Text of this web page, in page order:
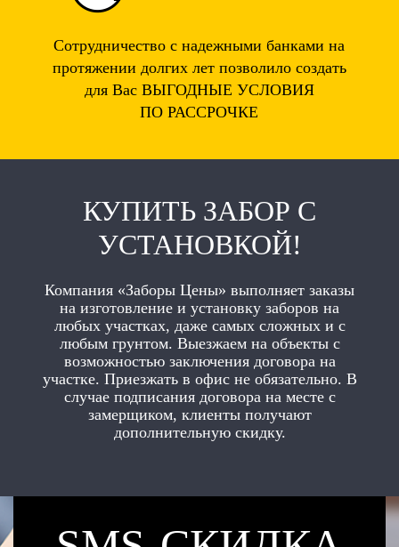
Сотрудничество с надежными банками на
протяжении долгих лет позволило создать
для Вас ВЫГОДНЫЕ УСЛОВИЯ
ПО РАССРОЧКЕ
КУПИТЬ ЗАБОР С
УСТАНОВКОЙ!
Компания «Заборы Цены» выполняет заказы
на изготовление и установку заборов на
любых участках, даже самых сложных и с
любым грунтом. Выезжаем на объекты с
возможностью заключения договора на
участке. Приезжать в офис не обязательно. В
случае подписания договора на месте с
замерщиком, клиенты получают
дополнительную скидку.